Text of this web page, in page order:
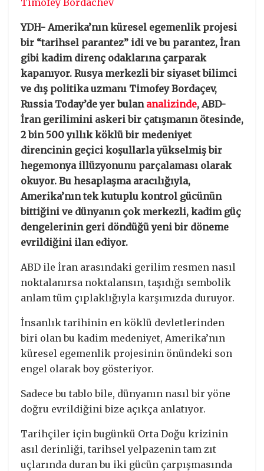
YDH- Amerika’nın küresel egemenlik projesi
bir “tarihsel parantez” idi ve bu parantez, İran
gibi kadim direnç odaklarına çarparak
kapanıyor. Rusya merkezli bir siyaset bilimci
ve dış politika uzmanı Timofey Bordaçev,
Russia Today’de yer bulan analizinde, ABD-
İran gerilimini askeri bir çatışmanın ötesinde,
2 bin 500 yıllık köklü bir medeniyet
direncinin geçici koşullarla yükselmiş bir
hegemonya illüzyonunu parçalaması olarak
okuyor. Bu hesaplaşma aracılığıyla,
Amerika’nın tek kutuplu kontrol gücünün
bittiğini ve dünyanın çok merkezli, kadim güç
dengelerinin geri döndüğü yeni bir döneme
evrildiğini ilan ediyor.
ABD ile İran arasındaki gerilim resmen nasıl
noktalanırsa noktalansın, taşıdığı sembolik
anlam tüm çıplaklığıyla karşımızda duruyor.
İnsanlık tarihinin en köklü devletlerinden
biri olan bu kadim medeniyet, Amerika’nın
küresel egemenlik projesinin önündeki son
engel olarak boy gösteriyor.
Sadece bu tablo bile, dünyanın nasıl bir yöne
doğru evrildiğini bize açıkça anlatıyor.
Tarihçiler için bugünkü Orta Doğu krizinin
asıl derinliği, tarihsel yelpazenin tam zıt
uçlarında duran bu iki gücün çarpışmasında